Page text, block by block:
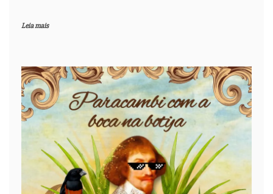
Leia mais